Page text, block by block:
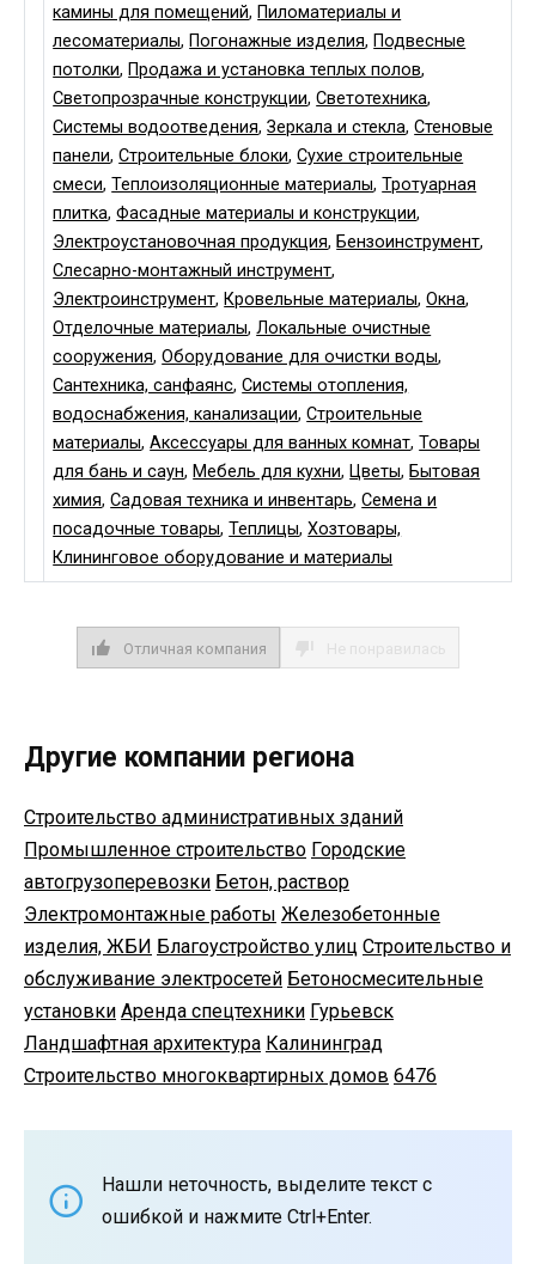
камины для помещений, Пиломатериалы и
лесоматериалы, Погонажные изделия, Подвесные
потолки, Продажа и установка теплых полов,
Светопрозрачные конструкции,Светотехника,
Системы водоотведения,Зеркала и стекла,Стеновые
панели,Строительные блоки,Сухие строительные
смеси,Теплоизоляционные материалы,Тротуарная
плитка,Фасадные материалы и конструкции,
Электроустановочная продукция, Бензоинструмент,
Слесарно-монтажный инструмент,
Электроинструмент, Кровельные материалы,Окна,
Отделочные материалы,Локальные очистные
сооружения,Оборудование для очистки воды,
Сантехника, санфаянс,Системы отопления,
водоснабжения, канализации,Строительные
материалы,Аксессуары для ванных комнат,Товары
для бань и саун, Мебель для кухни, Цветы, Бытовая
химия,Садовая техника и инвентарь,Семена и
посадочные товары,Теплицы,Хозтовары,
Клининговое оборудование и материалы
Отличная компания
Другие компании региона
Строительство административных зданий
Промышленное строительство Городские
автогрузоперевозки Бетон, раствор
Электромонтажные работы Железобетонные
изделия, ЖБИ Благоустройство улиц Строительство и
обслуживание электросетей Бетоносмесительные
установки Аренда спецтехники Гурьевск
Ландшафтная архитектура Калининград
Строительство многоквартирных домов 6476
Нашли неточность, выделите текст с
ошибкой и нажмите Ctrl+Enter.